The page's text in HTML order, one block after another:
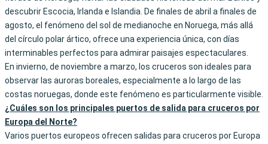
descubrir Escocia, Irlanda e Islandia. De finales de abril a finales de
agosto, el fenómeno del sol de medianoche en Noruega, más allá
del círculo polar ártico, ofrece una experiencia única, con días
interminables perfectos para admirar paisajes espectaculares.
En invierno, de noviembre a marzo, los cruceros son ideales para
observar las auroras boreales, especialmente a lo largo de las
costas noruegas, donde este fenómeno es particularmente visible.
¿Cuáles son los principales puertos de salida para cruceros por
Europa del Norte?
Varios puertos europeos ofrecen salidas para cruceros por Europa